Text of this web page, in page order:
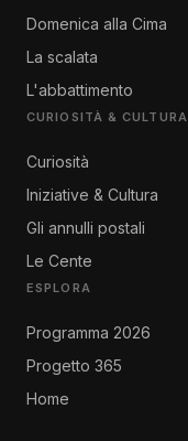
Domenica alla Cima
La scalata
L'abbattimento
CURIOSITÀ & CULTURA
Curiosità
Iniziative & Cultura
Gli annulli postali
Le Cente
ESPLORA
Programma 2026
Progetto 365
Home